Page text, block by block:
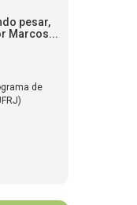
pesar,
Marcos...
de